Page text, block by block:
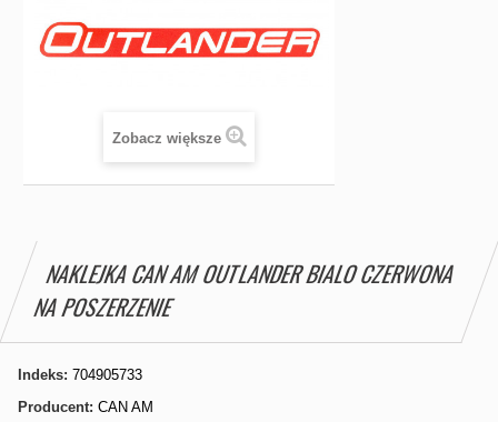
Zobacz większe
NAKLEJKA CAN AM OUTLANDER BIALO CZERWONA
NA POSZERZENIE
Indeks: 704905733
Producent: CAN AM